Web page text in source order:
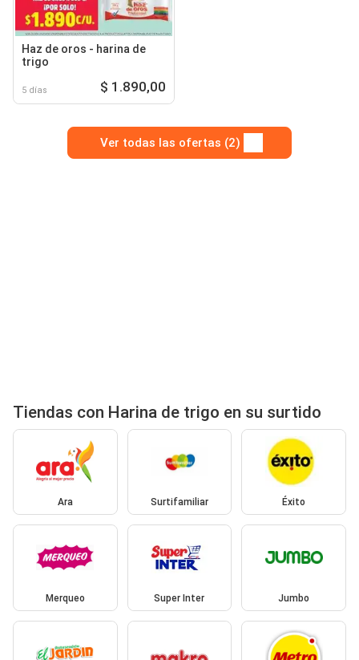
Haz de oros - harina de
trigo
5 días $ 1.890,00
Ver todas las ofertas (2)
Tiendas con Harina de trigo en su surtido
Ara Surtifamiliar Éxito
Merqueo Super Inter Jumbo